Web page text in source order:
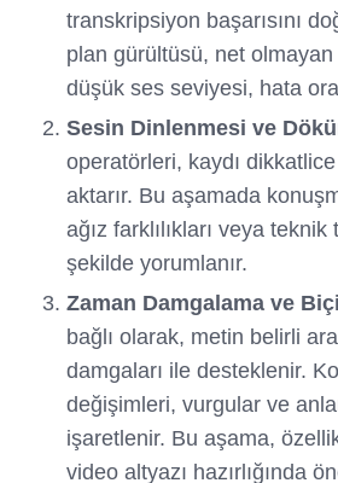
transkripsiyon başarısını
plan gürültüsü, net
düşük ses seviyesi, hata
Sesin Dinlenmesi ve
operatörleri, kaydı
aktarır. Bu aşamada
ağız farklılıkları veya
şekilde yorumlanır.
Zaman Damgalama ve
bağlı olarak, metin belirli
damgaları ile desteklenir.
değişimleri, vurgular ve
işaretlenir. Bu aşama,
video altyazı hazırlığında